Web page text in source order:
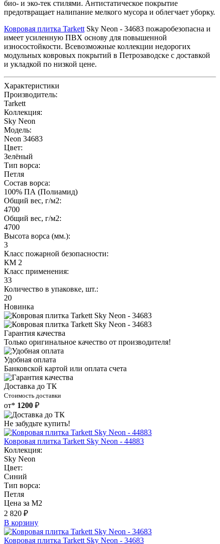
био- и эко-тек стилями. Антистатическое покрытие
предотвращает налипание мелкого мусора и облегчает уборку.
Ковровая плитка Tarkett Sky Neon - 34683 пожаробезопасна и
имеет усиленную ПВХ основу для повышенной
износостойкости. Всевозможные коллекции недорогих
модульных ковровых покрытий в Петрозаводске с доставкой
и укладкой по низкой цене.
Характеристики
Производитель:
Tarkett
Коллекция:
Sky Neon
Модель:
Neon 34683
Цвет:
Зелёный
Тип ворса:
Петля
Состав ворса:
100% ПА (Полиамид)
Общий вес, г/м2:
4700
Общий вес, г/м2:
4700
Высота ворса (мм.):
3
Класс пожарной безопасности:
КМ 2
Класс применения:
33
Количество в упаковке, шт.:
20
Новинка
Гарантия качества
Только оригинальное качество от производителя!
Удобная оплата
Банковской картой или оплата счета
Доставка до ТК
Стоимость доставки
от* 1200 ₽
Не забудьте купить!
Ковровая плитка Tarkett Sky Neon - 44883
Коллекция:
Sky Neon
Цвет:
Синий
Тип ворса:
Петля
Цена за М2
2 820 ₽
В корзину
Ковровая плитка Tarkett Sky Neon - 34683